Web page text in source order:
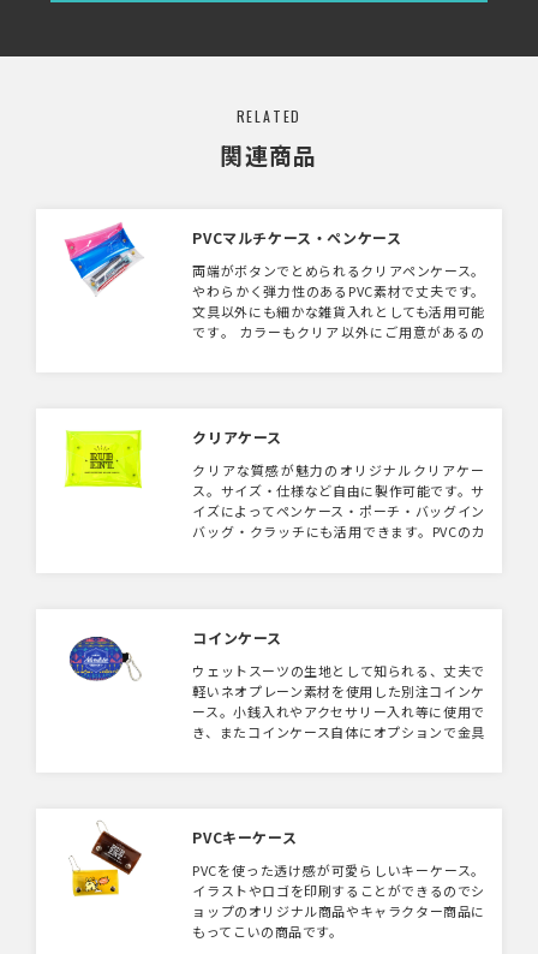
RELATED
関連商品
PVCマルチケース・ペンケース
両端がボタンでとめられるクリアペンケース。
やわらかく弾力性のあるPVC素材で丈夫です。
文具以外にも細かな雑貨入れとしても活用可能
です。 カラーもクリア以外にご用意があるの
クリアケース
クリアな質感が魅力のオリジナルクリアケー
ス。サイズ・仕様など自由に製作可能です。サ
イズによってペンケース・ポーチ・バッグイン
バッグ・クラッチにも活用できます。PVCのカ
コインケース
ウェットスーツの生地として知られる、丈夫で
軽いネオプレーン素材を使用した別注コインケ
ース。小銭入れやアクセサリー入れ等に使用で
き、またコインケース自体にオプションで金具
PVCキーケース
PVCを使った透け感が可愛らしいキーケース。
イラストやロゴを印刷することができるのでシ
ョップのオリジナル商品やキャラクター商品に
もってこいの商品です。